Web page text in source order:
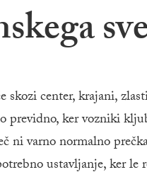
center, krajani,
previdno, ker vozniki
varno normalno
ustavljanje, ker